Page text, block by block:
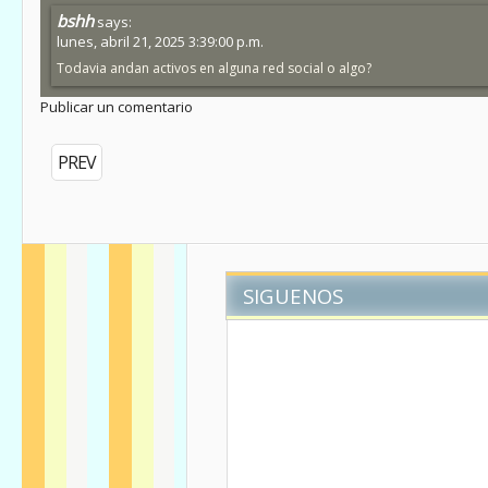
bshh says:
lunes, abril 21, 2025 3:39:00 p.m.
Todavia andan activos en alguna red social o algo?
Publicar un comentario
PREV
SIGUENOS